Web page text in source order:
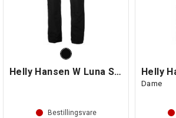
Helly Hansen W Luna Servicebukse
Bestillingsvare
Dame